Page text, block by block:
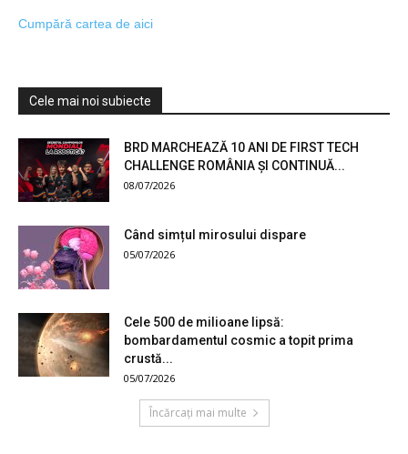
Cumpără cartea de aici
Cele mai noi subiecte
BRD MARCHEAZĂ 10 ANI DE FIRST TECH
CHALLENGE ROMÂNIA ȘI CONTINUĂ...
08/07/2026
Când simțul mirosului dispare
05/07/2026
Cele 500 de milioane lipsă:
bombardamentul cosmic a topit prima
crustă...
05/07/2026
Încărcați mai multe